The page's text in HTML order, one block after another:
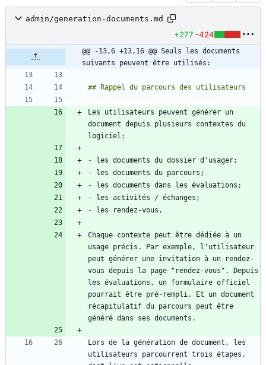
admin/generation-documents.md
+277 -424
@@ -13,6 +13,16 @@ Seuls les documents
suivants peuvent être utilisés:
Les utilisateurs peuvent générer un
document depuis plusieurs contextes du
-
-
-
-
-
Chaque contexte peut être dédiée à un
usage précis. Par exemple, l'utilisateur
peut générer une invitation à un rendez-
vous depuis la page "rendez-vous". Depuis
les évaluations, un formulaire officiel
pourrait être pré-rempli. Et un document
récapitulatif du parcours peut être
Lors de la génération de document, les
utilisateurs parcourrent trois étapes,